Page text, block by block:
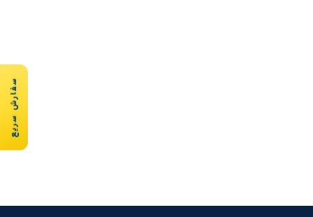
سفارش سریع